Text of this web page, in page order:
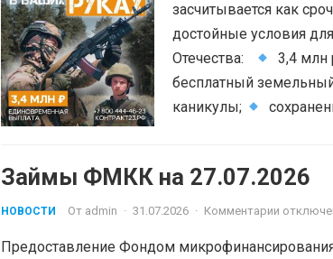
засчитывается как
достойные условия
Отечества:
3,4 млн
бесплатный
каникулы;
Займы ФМКК на 27.07.2026
НОВОСТИ От admin · 31.07.2026 · Комментарии
Предоставление Фондом